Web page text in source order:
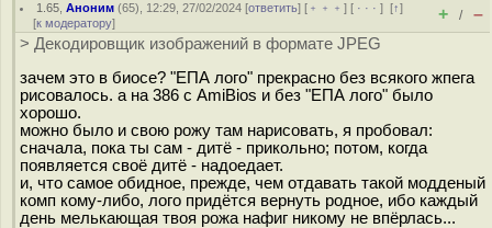
1.65 ,Аноним (65), 12:29, 27/02/2024 [ответить] [ ﹢﹢﹢] [ · · ·][↑]
[к модератору] + / –
> Декодировщик изображений в формате JPEG
зачем это в биосе? "ЕПА лого" прекрасно без всякого жпега
рисовалось. а на 386 с AmiBios и без "ЕПА лого" было
хорошо.
можно было и свою рожу там нарисовать, я пробовал:
сначала, пока ты сам - дитё - прикольно; потом, когда
появляется своё дитё - надоедает.
и, что самое обидное, прежде, чем отдавать такой модденый
комп кому-либо, лого придётся вернуть родное, ибо каждый
день мелькающая твоя рожа нафиг никому не впёрлась...